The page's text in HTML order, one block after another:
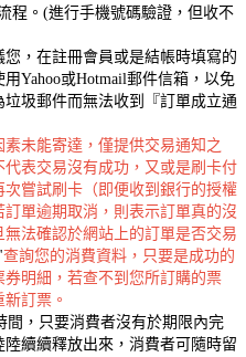
程。(進行手機號碼驗證，但收不
，在註冊會員或是結帳時填寫的
Yahoo或Hotmail郵件信箱，以免
圾郵件而無法收到『訂單成立通
未能寄達，僅提供交易通知之
表交易沒有成功，又或是刷卡付
嘗試刷卡（即便收到銀行的授權
單逾期取消，則表示訂單真的沒
法確認於網站上的訂單是否交易
查詢您的消費資料，只要是成功的
明細，若查不到您所訂購的票
訂票。
，只要消費者沒有於期限內完
續續釋放出來，消費者可隨時留